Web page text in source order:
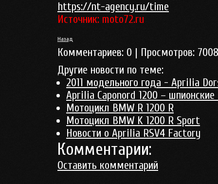
https://nt-agency.ru/time
Источник: moto72.ru
Назад
Комментариев: 0 | Просмотров: 7008
Другие новости по теме:
2011 модельного года - Aprilia
Aprilia Caponord 1200 –
Мотоцикл BMW R 1200 R
Мотоцикл BMW K 1200 R Sport
Новости о Aprilia RSV4 Factory
Комментарии:
Оставить комментарий